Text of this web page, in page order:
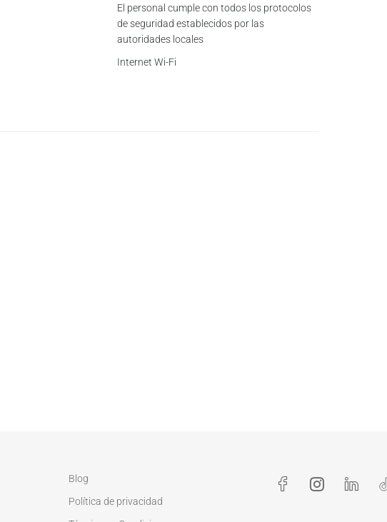
El personal cumple con todos los protocolos
de seguridad establecidos por las
autoridades locales
Internet Wi-Fi
Blog
Política de privacidad